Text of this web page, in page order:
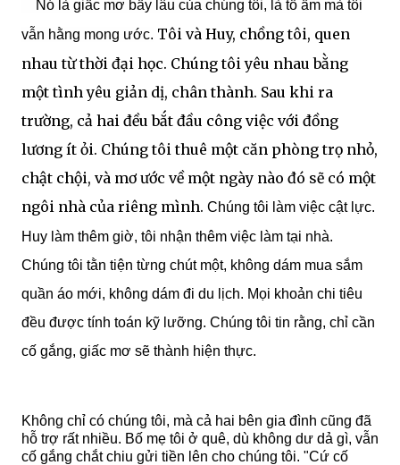
Nó là giấc mơ bấy lâu của chúng tôi, là tổ ấm mà tôi
vẫn hằng mong ước. Tôi và Huy, chồng tôi, quen
nhau từ thời đại học. Chúng tôi yêu nhau bằng
một tình yêu giản dị, chân thành. Sau khi ra
trường, cả hai đều bắt đầu công việc với đồng
lương ít ỏi. Chúng tôi thuê một căn phòng trọ nhỏ,
chật chội, và mơ ước về một ngày nào đó sẽ có một
ngôi nhà của riêng mình. Chúng tôi làm việc cật lực.
Huy làm thêm giờ, tôi nhận thêm việc làm tại nhà.
Chúng tôi tằn tiện từng chút một, không dám mua sắm
quần áo mới, không dám đi du lịch. Mọi khoản chi tiêu
đều được tính toán kỹ lưỡng. Chúng tôi tin rằng, chỉ cần
cố gắng, giấc mơ sẽ thành hiện thực.
Không chỉ có chúng tôi, mà cả hai bên gia đình cũng đã
hỗ trợ rất nhiều. Bố mẹ tôi ở quê, dù không dư dả gì, vẫn
cố gắng chắt chiu gửi tiền lên cho chúng tôi. "Cứ cố